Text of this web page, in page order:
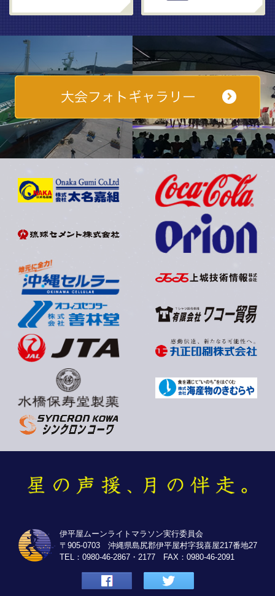
伊平屋ムーンライトマラソン実行委員会
〒905-0703 沖縄県島尻郡伊平屋村字我喜屋217番地27
TEL：0980-46-2867・2177 FAX：0980-46-2091